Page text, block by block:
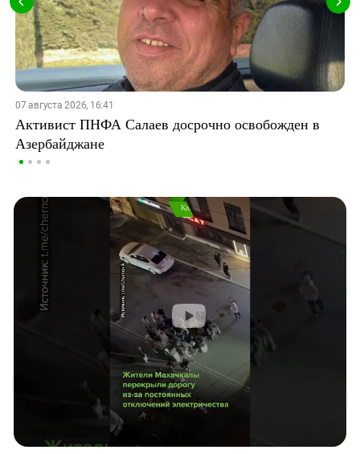
07 августа 2026, 16:41
Активист ПНФА Салаев досрочно освобожден в
Азербайджане